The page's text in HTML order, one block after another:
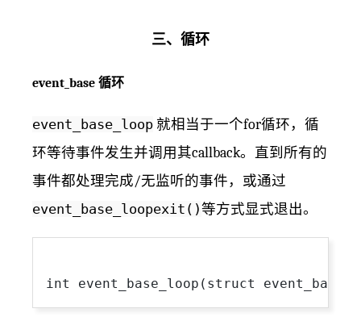
三、循环
event_base 循环
event_base_loop 就相当于一个for循环，循
环等待事件发生并调用其callback。直到所有的
事件都处理完成/无监听的事件，或通过
event_base_loopexit()等方式显式退出。